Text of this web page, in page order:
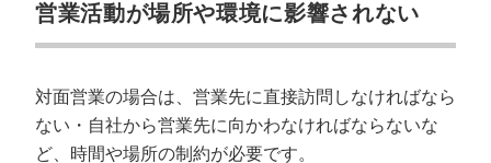
営業活動が場所や環境に影響されない
対面営業の場合は、営業先に直接訪問しなければなら
ない・自社から営業先に向かわなければならないな
ど、時間や場所の制約が必要です。